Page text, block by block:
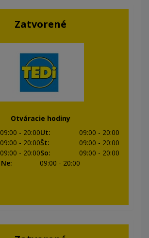
Zatvorené
Otváracie hodiny
09:00 - 20:00Ut: 09:00 - 20:00
09:00 - 20:00Št: 09:00 - 20:00
09:00 - 20:00So: 09:00 - 20:00
Ne: 09:00 - 20:00